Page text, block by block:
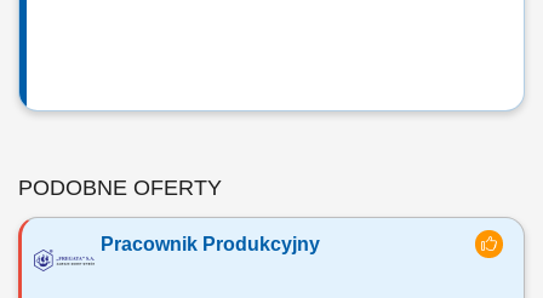
PODOBNE OFERTY
Pracownik Produkcyjny